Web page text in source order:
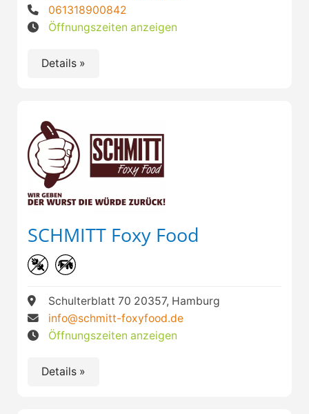
061318900842
Öffnungszeiten anzeigen
Details »
SCHMITT Foxy Food
Schulterblatt 70 20357, Hamburg
info@schmitt-foxyfood.de
Öffnungszeiten anzeigen
Details »